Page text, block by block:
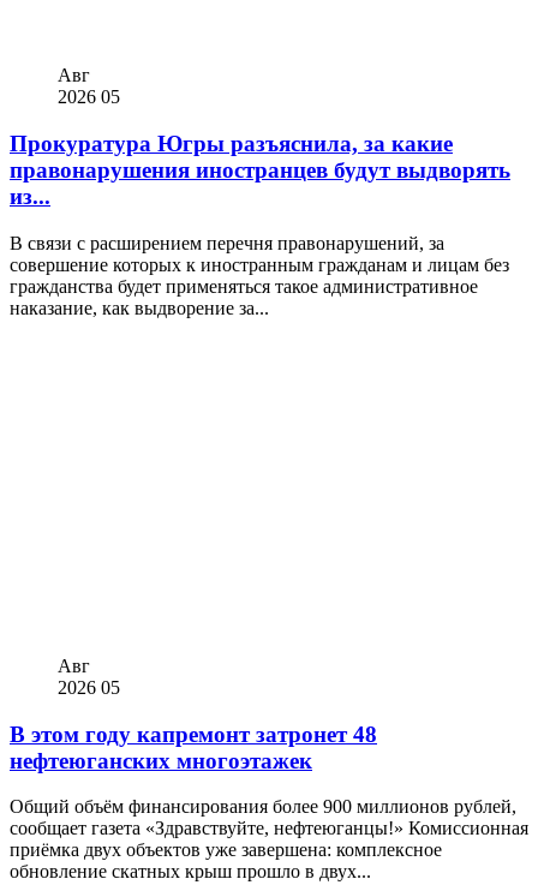
Авг
2026 05
Прокуратура Югры разъяснила, за какие
правонарушения иностранцев будут выдворять
из...
В связи с расширением перечня правонарушений, за
совершение которых к иностранным гражданам и лицам без
гражданства будет применяться такое административное
наказание, как выдворение за...
Авг
2026 05
В этом году капремонт затронет 48
нефтеюганских многоэтажек
Общий объём финансирования более 900 миллионов рублей,
сообщает газета «Здравствуйте, нефтеюганцы!» Комиссионная
приёмка двух объектов уже завершена: комплексное
обновление скатных крыш прошло в двух...